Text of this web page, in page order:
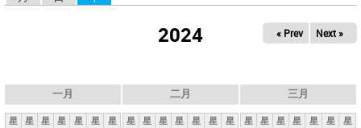
2024 « Prev Next »
一月
星 星 星 星 星 星
星
二月
星 星 星 星 星 星 星
三月
星 星 星 星 星 星 星